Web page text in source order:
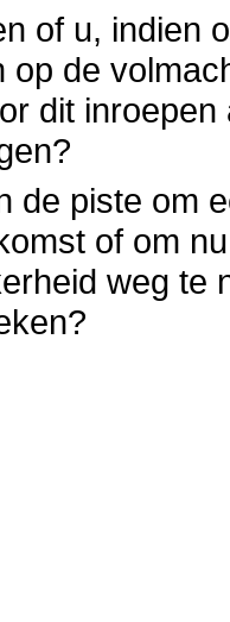
of u, indien
op de
dit
de piste om
of om
weg te